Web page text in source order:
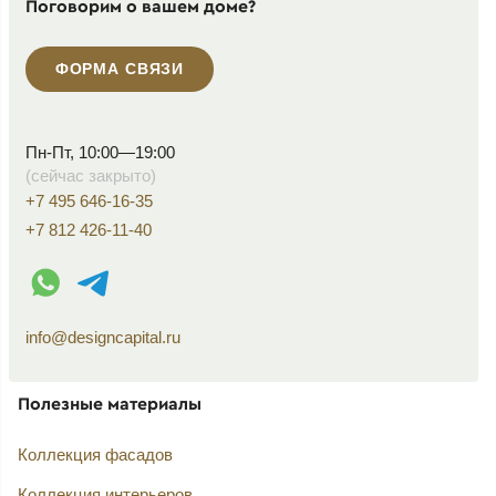
Поговорим о вашем доме?
ФОРМА СВЯЗИ
Пн-Пт, 10:00—19:00
(сейчас закрыто)
+7 495 646-16-35
+7 812 426-11-40
WhatsApp контакт
Telegram контакт
info@designcapital.ru
Полезные материалы
Коллекция фасадов